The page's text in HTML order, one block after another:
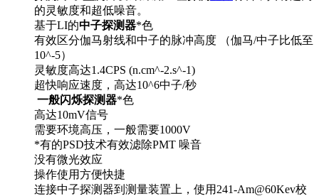
的灵敏度和超低噪音。
基于LI的中子探测器*色
有效区分伽马射线和中子的脉冲高度 （伽马/中子比低至
10^-5）
灵敏度高达1.4CPS (n.cm^-2.s^-1)
超快响应速度，高达10^6中子/秒
一般闪烁探测器*色
高达10mV信号
需要环境高压，一般需要1000V
*有的PSD技术有效滤除PMT 噪音
没有微光效应
操作使用方便快捷
连接中子探测器到测量装置上，使用241-Am@60Kev校